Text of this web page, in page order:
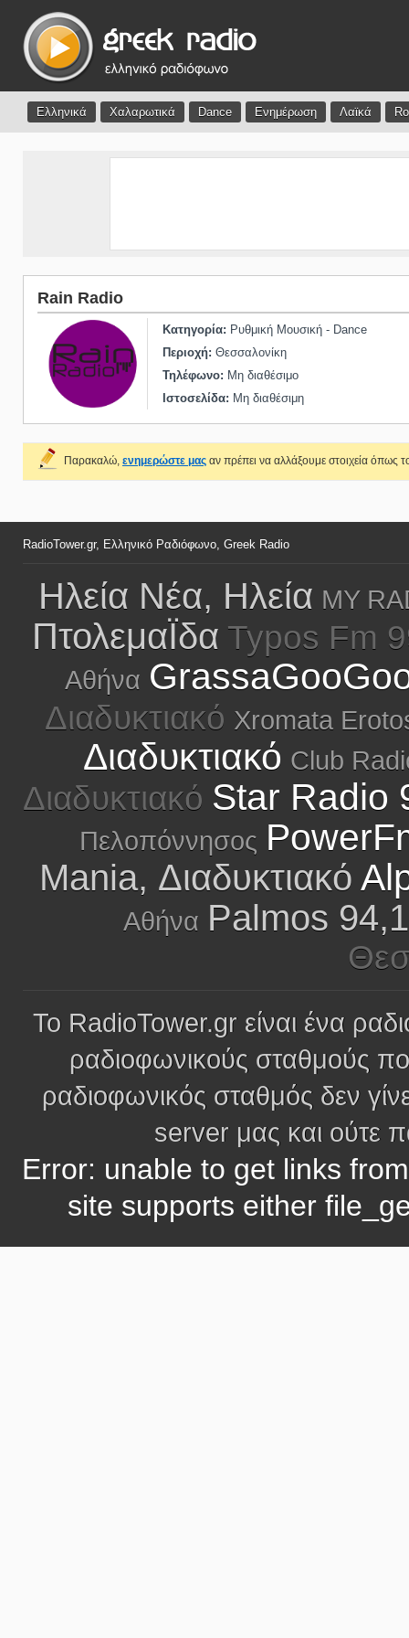
Ελληνικά Χαλαρωτικά Dance Ενημέρωση Λαϊκά
Rain Radio
Κατηγορία: Ρυθμική Μουσική - Dance
Περιοχή: Θεσσαλονίκη
Τηλέφωνο: Μη διαθέσιμο
Ιστοσελίδα: Μη διαθέσιμη
Παρακαλώ, ενημερώστε μας αν πρέπει να αλλάξουμε στοιχεία όπως
RadioTower.gr, Ελληνικό Ραδιόφωνο, Greek Radio
Ηλεία Νέα, Ηλεία MY
ΠτολεμαΪδα Typos Fm
Αθήνα
Διαδυκτιακό Xromata
Διαδυκτιακό Club
Διαδυκτιακό Star Radio
Πελοπόννησος
Mania, Διαδυκτιακό
Αθήνα Palmos
Το RadioTower.gr είναι ένα
ραδιοφωνικούς σταθμούς
ραδιοφωνικός σταθμός δεν
server μας και ούτε
Error: unable to get links
site supports either